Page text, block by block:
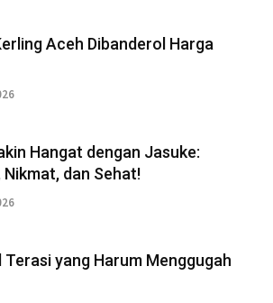
Aceh Dibanderol Harga
Hangat dengan Jasuke:
Nikmat, dan Sehat!
Terasi yang Harum Menggugah